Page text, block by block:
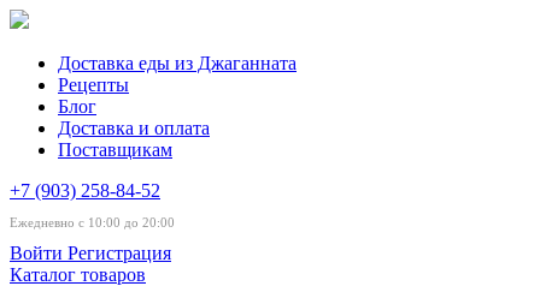
Доставка еды из Джаганната
Рецепты
Блог
Доставка и оплата
Поставщикам
+7 (903) 258-84-52
Ежедневно с 10:00 до 20:00
Войти Регистрация
Каталог товаров